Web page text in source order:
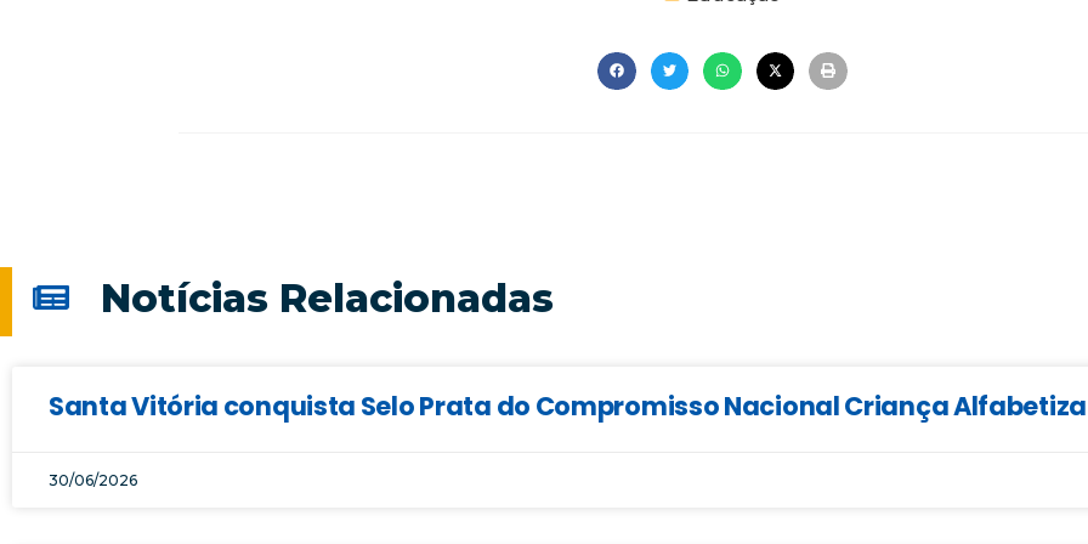
Notícias Relacionadas
Santa Vitória conquista Selo Prata do Compromisso Nacional Criança
30/06/2026